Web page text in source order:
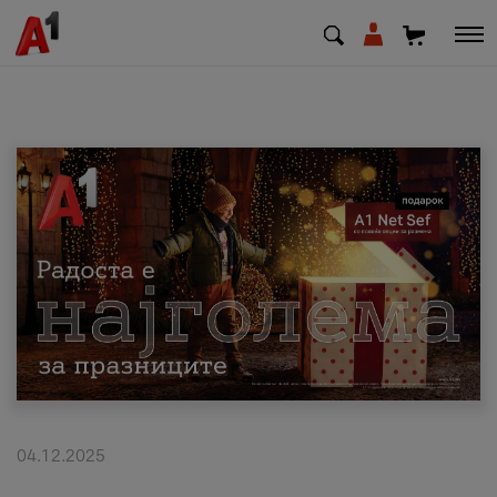
МК EN SQ
Приватни Деловни
Поддршка
Надополни кредит
04.12.2025